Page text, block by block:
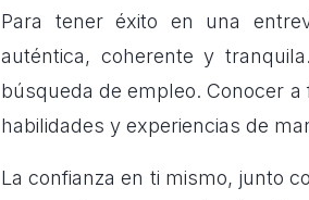
Para tener éxito en una
auténtica, coherente y
búsqueda de empleo. Conocer
habilidades y experiencias de
La confianza en ti mismo, junto